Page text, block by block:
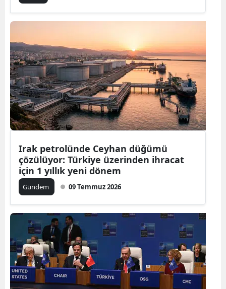
Irak petrolünde Ceyhan düğümü
çözülüyor: Türkiye üzerinden ihracat
için 1 yıllık yeni dönem
Gündem 09 Temmuz 2026